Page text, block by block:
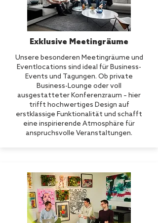
Exklusive Meetingräume
Unsere besonderen Meetingräume und
Eventlocations sind ideal für Business-
Events und Tagungen. Ob private
Business-Lounge oder voll
ausgestatteter Konferenzraum – hier
trifft hochwertiges Design auf
erstklassige Funktionalität und schafft
eine inspirierende Atmosphäre für
anspruchsvolle Veranstaltungen.